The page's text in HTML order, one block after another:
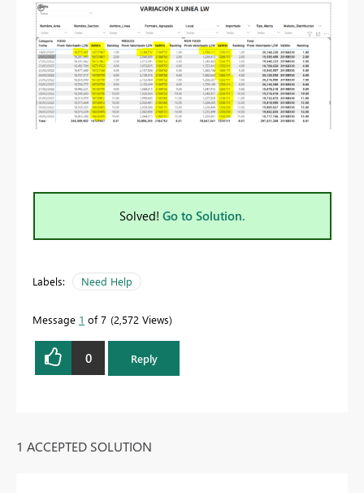
Solved! Go to Solution.
Labels: Need Help
Message 1 of 7 2,572 Views
0 Reply
1 ACCEPTED SOLUTION